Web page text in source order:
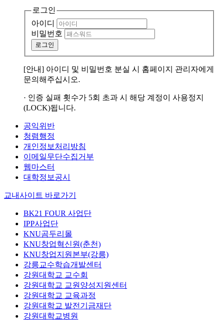
로그인
아이디
비밀번호
로그인
[안내] 아이디 및 비밀번호 분실 시 홈페이지 관리자에게
문의해주십시오.
· 인증 실패 횟수가 5회 초과 시 해당 계정이 사용정지
(LOCK)됩니다.
공익위반
청렴행정
개인정보처리방침
이메일무단수집거부
웹마스터
대학정보공시
교내사이트 바로가기
BK21 FOUR 사업단
IPP사업단
KNU곰두리몰
KNU창업혁신원(춘천)
KNU창업지원본부(강릉)
강릉교수학습개발센터
강원대학교 교수회
강원대학교 교원양성지원센터
강원대학교 교육과정
강원대학교 발전기금재단
강원대학교병원